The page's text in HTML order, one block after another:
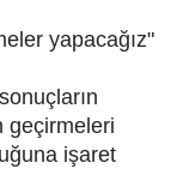
yapacağız"
geçirmeleri
işaret